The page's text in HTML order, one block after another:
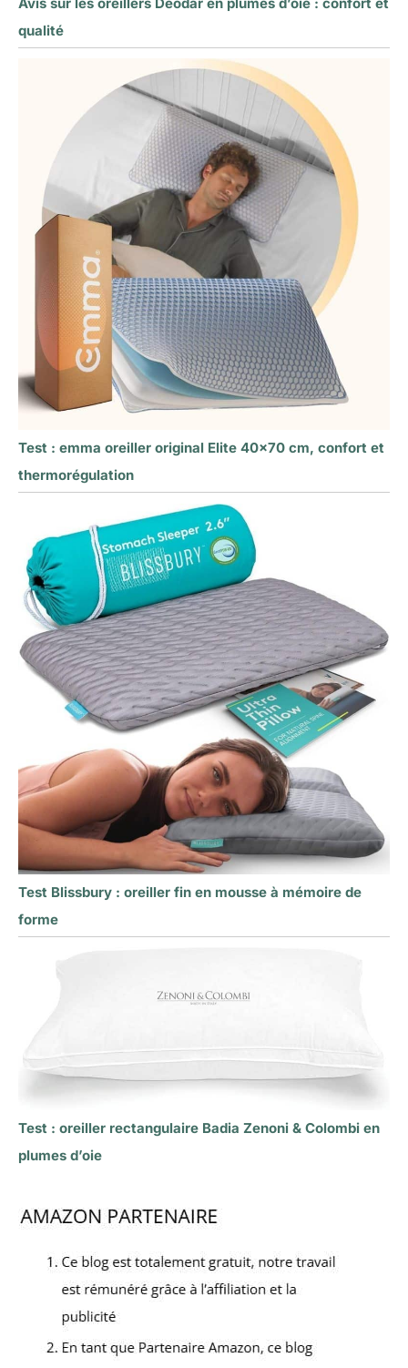
qualité
Test : emma oreiller original Elite 40×70 cm, confort et
thermorégulation
Test Blissbury : oreiller fin en mousse à mémoire de
forme
Test : oreiller rectangulaire Badia Zenoni & Colombi en
plumes d’oie